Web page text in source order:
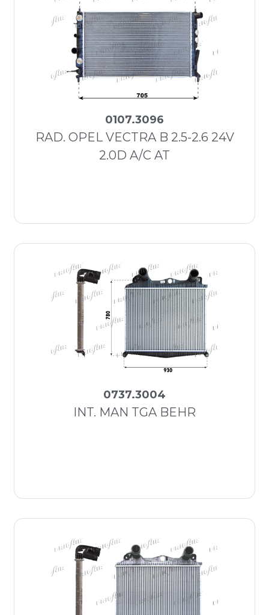
0107.3096
RAD. OPEL VECTRA B 2.5-2.6 24V
2.0D A/C AT
0737.3004
INT. MAN TGA BEHR